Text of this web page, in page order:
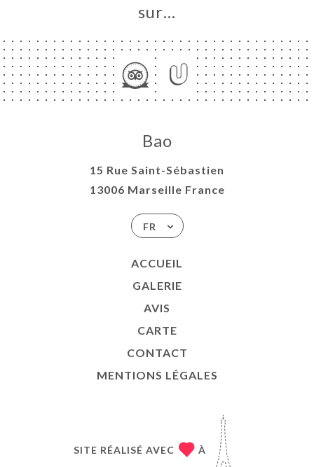
sur…
Bao
15 Rue Saint-Sébastien
13006 Marseille France
FR
ACCUEIL
GALERIE
AVIS
CARTE
CONTACT
MENTIONS LÉGALES
SITE RÉALISÉ AVEC À